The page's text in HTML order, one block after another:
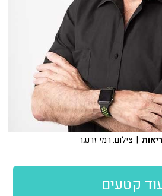
| צילום: רמי זרנגר
קטעים